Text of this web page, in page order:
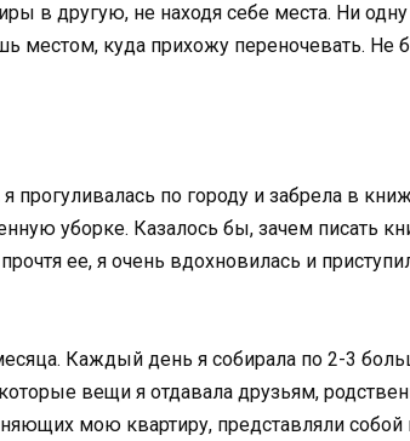
в другую, не находя себе места. Ни
местом, куда прихожу переночевать.
прогуливалась по городу и забрела в
уборке. Казалось бы, зачем писать
ее, я очень вдохновилась и
Каждый день я собирала по 2-3
вещи я отдавала друзьям,
мою квартиру, представляли